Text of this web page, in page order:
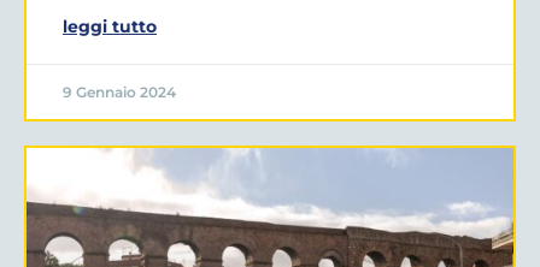
leggi tutto
9 Gennaio 2024